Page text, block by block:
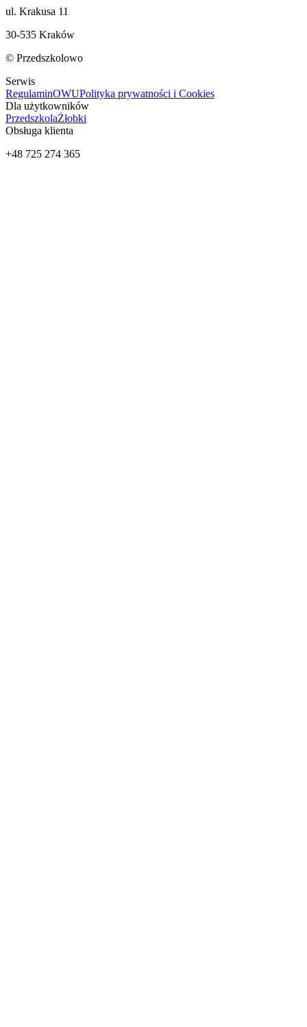
ul. Krakusa 11
30-535 Kraków
© Przedszkolowo
Serwis
RegulaminOWUPolityka prywatności i Cookies
Dla użytkowników
PrzedszkolaŻłobki
Obsługa klienta
+48 725 274 365